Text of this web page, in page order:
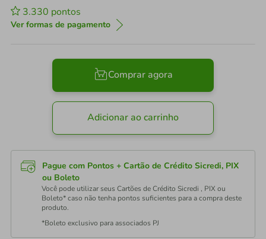
3.330 pontos
Ver formas de pagamento
Comprar agora
Adicionar ao carrinho
Pague com Pontos + Cartão de Crédito Sicredi, PIX
ou Boleto
Você pode utilizar seus Cartões de Crédito Sicredi , PIX ou
Boleto* caso não tenha pontos suficientes para a compra deste
produto.
*Boleto exclusivo para associados PJ